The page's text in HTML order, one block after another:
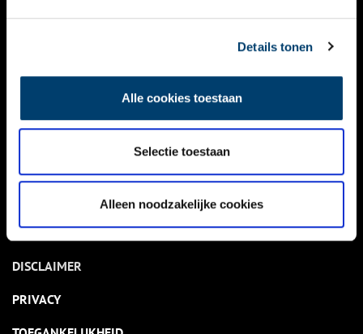
Details tonen
Alle cookies toestaan
Selectie toestaan
Alleen noodzakelijke cookies
KALENDER
ACTIVITEITEN
NIEUWSBRIEF
DISCLAIMER
PRIVACY